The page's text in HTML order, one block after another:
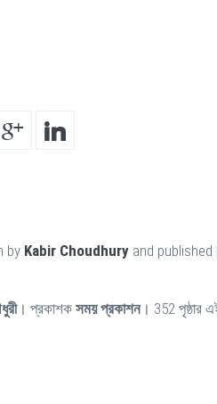
by Kabir Choudhury and published
। প্রকাশক সময় প্রকাশন। 352 পৃষ্ঠার